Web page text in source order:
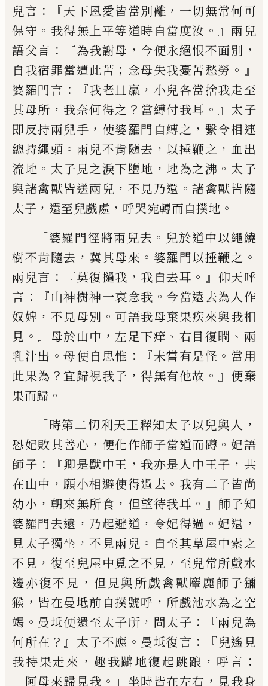
兒言 ：『天下恩愛皆當別離 ， 一切無常何可
保守 。 我得無上平等道時自當度汝 。』兩兒
語父言 ：『為我謝母 ， 今便永絕恨不面別 ，
自我宿罪當遭此苦 ； 念母失我憂苦愁勞 。』
婆羅門言 ：『我老且羸 ， 小兒各當捨我走至
其母所 ， 我奈何得之 ？ 當縛付我耳 。』 太子
即反持兩兒手 ， 使婆羅門自縛之 ， 繫令相連
總持繩頭 。 兩兒不肯隨去 ， 以捶鞭之 ，血出
流地 。 太子見之淚下墮地 ， 地為之沸 。 太子
與諸禽獸皆送兩兒 ， 不見乃還 。諸禽獸皆隨
太子 ， 還至兒戲處 ， 呼哭宛轉而自撲地 。
「婆羅門徑將兩兒去 。 兒於道中以繩繞
樹不肯隨去 ， 冀其母來 。 婆羅門以捶鞭之 。
兩兒言 ：『莫復撾我 ， 我自去耳 。』 仰天呼
言 ：『山神樹神一哀念我 。 今當遠去為人作
奴婢 ， 不見母別 。 可語我母棄果疾來與我相
見 。』 母於山中 ， 左足下痒 、 右目復瞤 、 兩
乳汁出 。母便自思惟 ：『未嘗有是怪 。 當用
此果為 ？ 宜歸視我子 ， 得無有他故 。』 便棄
果而歸 。
「時第二忉利天王釋知太子以兒與人 ，
恐妃敗其善心 ， 便化作師子當道而蹲 。 妃語
師子 ：『卿是獸中王 ， 我亦是人中王子 ， 共
在山中 ， 願小相避使得過去 。 我有二子皆尚
幼小 ， 朝來無所食 ， 但望待我耳 。』 師子知
婆羅門去遠 ， 乃起避道 ， 令妃得過 。 妃還 ，
見太子獨坐 ，不見兩兒 。 自至其草屋中索之
不見 ， 復至兒屋中覓之不見 ， 至兒常所戲水
邊亦復不見 ， 但見與所戲禽獸麞鹿師子獼
猴 ， 皆在曼坻前自撲號呼 ， 所戲池水為之空
竭 。 曼坻便還至太子所 ， 問太子 ：『兩兒為
何所在 ？』 太子不應 。 曼坻復言 ：『 兒遙見
我持果走來 ， 趣我躃地復起跳踉 ， 呼言 ：
「阿母來歸 見我 。」 坐時皆在左右 ， 見我身